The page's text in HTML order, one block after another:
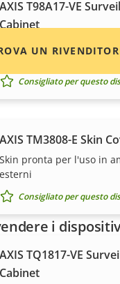
AXIS T98A17-VE
Cabinet
Robusto armadio per una
Consigliato per questo
AXIS TM3808-E Skin
Skin pronta per l'uso in
esterni
Consigliato per questo
AXIS TQ1817-VE
Cabinet
UN
i
a diventare un
informazioni di